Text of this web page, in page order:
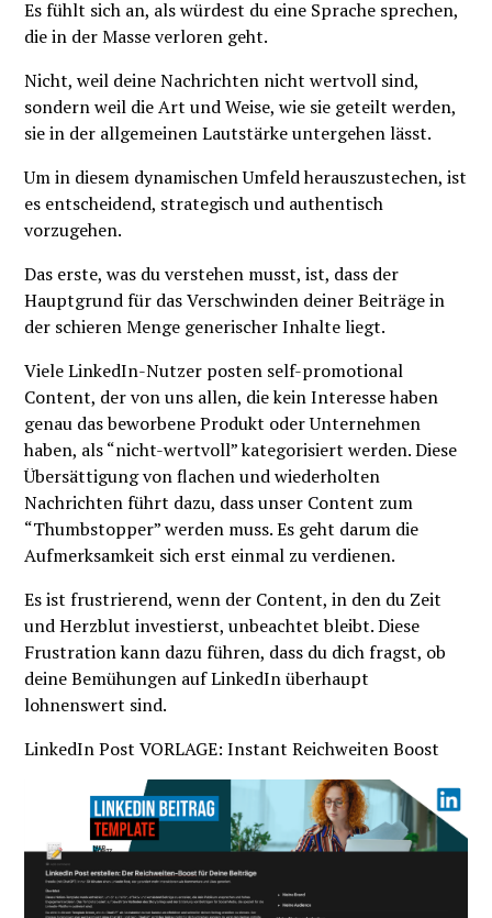
Es fühlt sich an, als würdest du eine Sprache sprechen,
die in der Masse verloren geht.
Nicht, weil deine Nachrichten nicht wertvoll sind,
sondern weil die Art und Weise, wie sie geteilt werden,
sie in der allgemeinen Lautstärke untergehen lässt.
Um in diesem dynamischen Umfeld herauszustechen, ist
es entscheidend, strategisch und authentisch
vorzugehen.
Das erste, was du verstehen musst, ist, dass der
Hauptgrund für das Verschwinden deiner Beiträge in
der schieren Menge generischer Inhalte liegt.
Viele LinkedIn-Nutzer posten self-promotional
Content, der von uns allen, die kein Interesse haben
genau das beworbene Produkt oder Unternehmen
haben, als “nicht-wertvoll” kategorisiert werden. Diese
Übersättigung von flachen und wiederholten
Nachrichten führt dazu, dass unser Content zum
“Thumbstopper” werden muss. Es geht darum die
Aufmerksamkeit sich erst einmal zu verdienen.
Es ist frustrierend, wenn der Content, in den du Zeit
und Herzblut investierst, unbeachtet bleibt. Diese
Frustration kann dazu führen, dass du dich fragst, ob
deine Bemühungen auf LinkedIn überhaupt
lohnenswert sind.
LinkedIn Post VORLAGE: Instant Reichweiten Boost